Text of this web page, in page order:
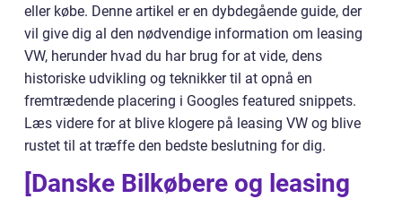
eller købe. Denne artikel er en dybdegående guide, der
vil give dig al den nødvendige information om leasing
VW, herunder hvad du har brug for at vide, dens
historiske udvikling og teknikker til at opnå en
fremtrædende placering i Googles featured snippets.
Læs videre for at blive klogere på leasing VW og blive
rustet til at træffe den bedste beslutning for dig.
[Danske Bilkøbere og leasing